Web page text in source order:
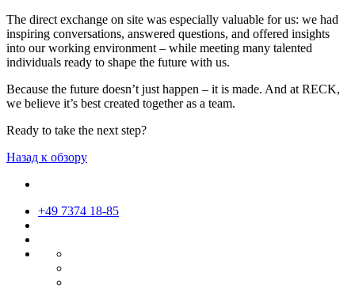
The direct exchange on site was especially valuable for us: we had
inspiring conversations, answered questions, and offered insights
into our working environment – while meeting many talented
individuals ready to shape the future with us.
Because the future doesn’t just happen – it is made. And at RECK,
we believe it’s best created together as a team.
Ready to take the next step?
Назад к обзору
+49 7374 18-85